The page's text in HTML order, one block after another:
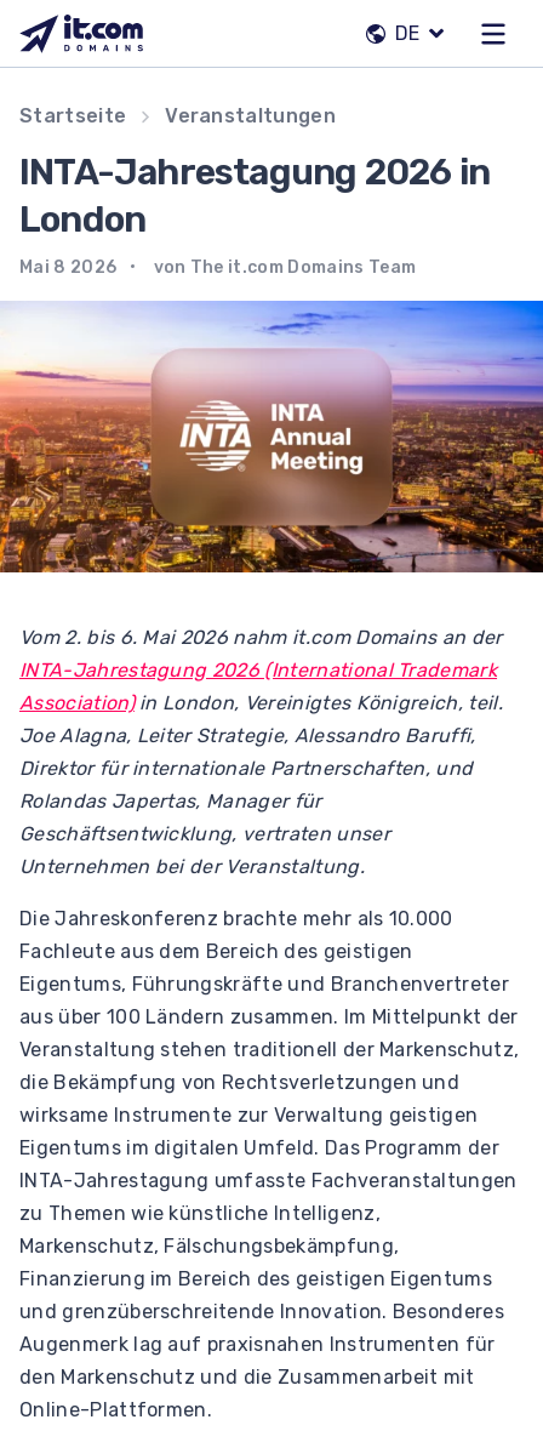
Inhalt
springen
DE
Unser Team
Kontakte
DE
Startseite Veranstaltungen
INTA-Jahrestagung 2026 in
London
Mai 8 2026 von The it.com Domains Team
Vom 2. bis 6. Mai 2026 nahm it.com Domains an der
INTA-Jahrestagung 2026 (International Trademark
Association)in London, Vereinigtes Königreich, teil.
Joe Alagna, Leiter Strategie, Alessandro Baruffi,
Direktor für internationale Partnerschaften, und
Rolandas Japertas, Manager für
Geschäftsentwicklung, vertraten unser
Unternehmen bei der Veranstaltung.
Die Jahreskonferenz brachte mehr als 10.000
Fachleute aus dem Bereich des geistigen
Eigentums, Führungskräfte und Branchenvertreter
aus über 100 Ländern zusammen. Im Mittelpunkt der
Veranstaltung stehen traditionell der Markenschutz,
die Bekämpfung von Rechtsverletzungen und
wirksame Instrumente zur Verwaltung geistigen
Eigentums im digitalen Umfeld. Das Programm der
INTA-Jahrestagung umfasste Fachveranstaltungen
zu Themen wie künstliche Intelligenz,
Markenschutz, Fälschungsbekämpfung,
Finanzierung im Bereich des geistigen Eigentums
und grenzüberschreitende Innovation. Besonderes
Augenmerk lag auf praxisnahen Instrumenten für
den Markenschutz und die Zusammenarbeit mit
Online-Plattformen.